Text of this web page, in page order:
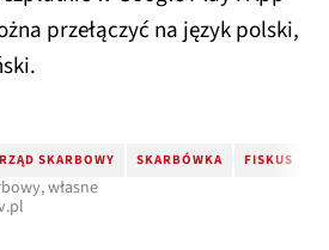
przełączyć na język polski,
SKARBOWY SKARBÓWKA FISKUS
własne